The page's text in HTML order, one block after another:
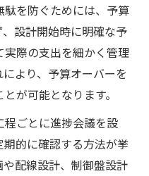
を防ぐためには、予算
設計開始時に明確な予
際の支出を細かく管理
より、予算オーバーを
が可能となります。
ごとに進捗会議を設
的に確認する方法が挙
配線設計、制御盤設計